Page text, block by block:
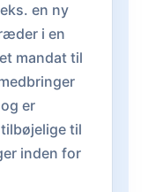
en ny
i en
mandat til
er
til
inden for